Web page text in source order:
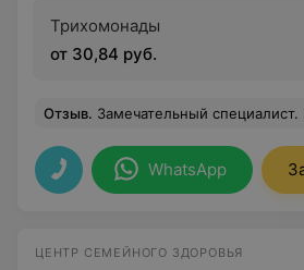
Трихомонады
от 30,84 руб.
Отзыв. Замечательный специалист. Рекомендую от души! В феврале 2023
WhatsApp
ЦЕНТР СЕМЕЙНОГО ЗДОРОВЬЯ